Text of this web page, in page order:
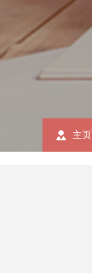
主页